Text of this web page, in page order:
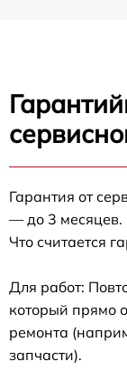
Гарантия от
— до 3 месяцев.
Что считается
Для работ:
который прямо
ремонта
запчасти).